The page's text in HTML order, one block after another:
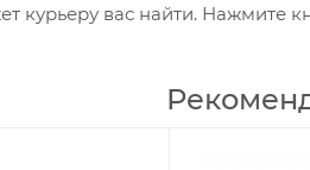
курьеру вас найти. Нажмите